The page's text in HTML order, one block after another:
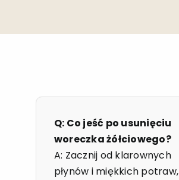
Q: Co jeść po usunięciu
woreczka żółciowego?
A: Zacznij od klarownych
płynów i miękkich potraw,